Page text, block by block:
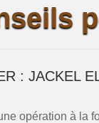
: JACKEL
une opération à